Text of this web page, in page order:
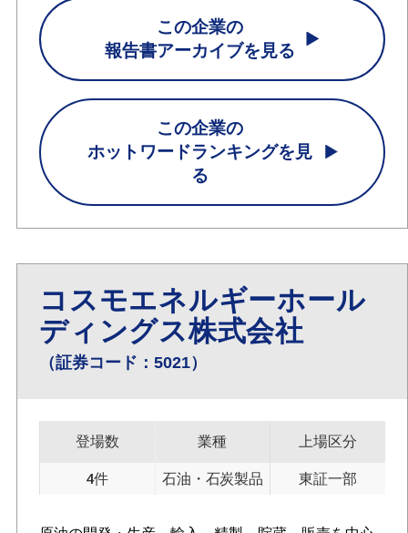
この企業の
報告書アーカイブを見る
この企業の
ホットワードランキングを見
る
コスモエネルギーホール
ディングス株式会社
（証券コード：5021）
登場数
4件
業種
石油・石炭製品
上場区分
東証一部